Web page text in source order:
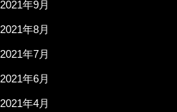
2021年9月
2021年8月
2021年7月
2021年6月
2021年4月